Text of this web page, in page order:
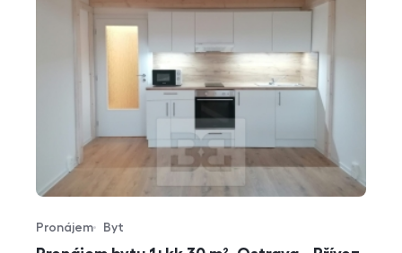
Typ nabídky
Pronájem
Typ nemovitosti
Byt